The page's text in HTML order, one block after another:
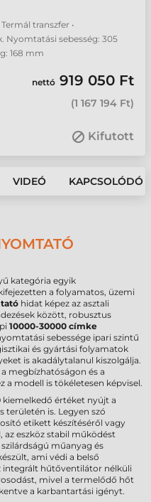
transzfer •
Nyomtatási sebesség: 305
168 mm
nettó 919 050 Ft
(1 167 194 Ft)
Kifutott
VIDEÓ KAPCSOLÓDÓ
kategória egyik
a folyamatos, üzemi
hidat képez az asztali
között, robusztus
10000-30000 címke
sebessége ipari szintű
és gyártási folyamatok
is akadálytalanul kiszolgálja.
megbízhatóságon és a
a modell is tökéletesen képvisel.
kiemelkedő értéket nyújt a
területén is. Legyen szó
etikett készítéséről vagy
eszköz stabil működést
műanyag és
ami védi a belső
integrált hűtőventilátor nélküli
mivel a termelődő hőt
a karbantartási igényt.